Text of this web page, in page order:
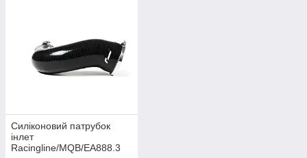
Силіконовий патрубок
інлет
Racingline/MQB/EA888.3